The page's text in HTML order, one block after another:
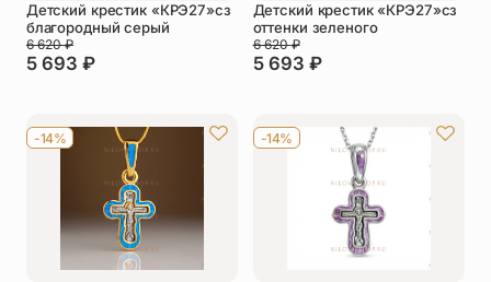
Детский крестик «КРЭ27»сз
благородный серый
5 693 ₽
6 620₽
Детский крестик «КРЭ27»сз
оттенки зеленого
5 693 ₽
6 620₽
-14% -14%